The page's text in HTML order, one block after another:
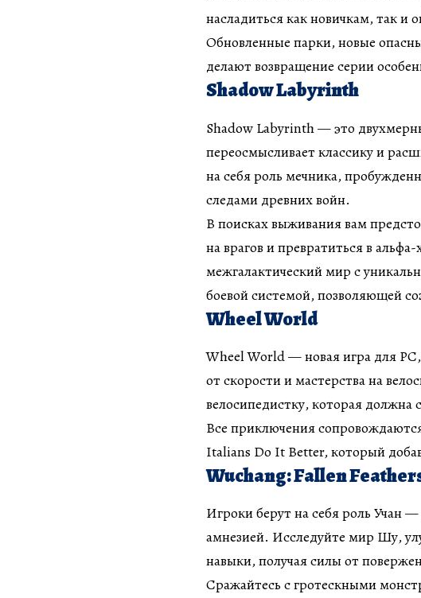
насладиться как новичкам, так
Обновленные парки, новые
делают возвращение серии
Shadow Labyrinth
Shadow Labyrinth — это
переосмысливает классику и
на себя роль мечника,
следами древних войн.
В поисках выживания вам
на врагов и превратиться в
межгалактический мир с
боевой системой, позволяющей
Wheel World
Wheel World — новая игра для PC,
от скорости и мастерства на
велосипедистку, которая должна
Все приключения
Italians Do It Better, который
Wuchang: Fallen
Игроки берут на себя роль Учан
амнезией. Исследуйте мир Шу,
навыки, получая силы от
Сражайтесь с гротескными